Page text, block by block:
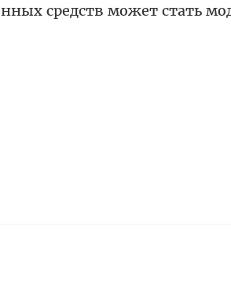
средств может стать